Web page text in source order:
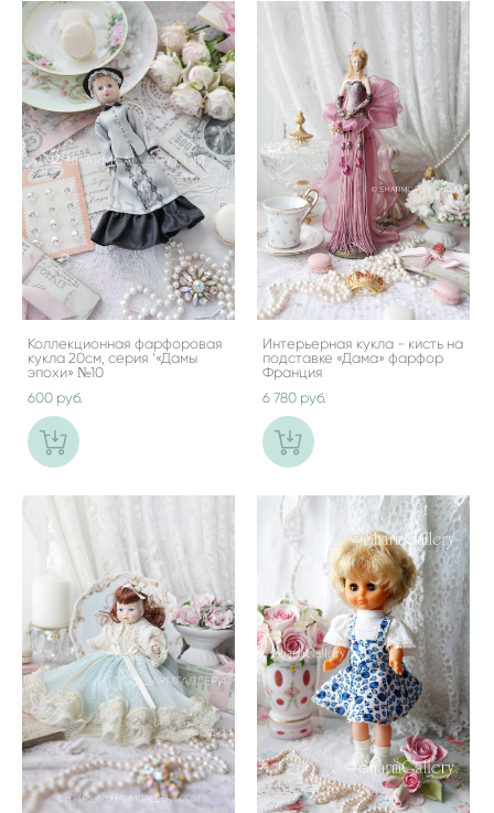
Коллекционная фарфоровая
кукла 20см, серия ‘«Дамы
эпохи» №10
600 pуб.
Интерьерная кукла - кисть на
подставке «Дама» фарфор
Франция
6 780 pуб.